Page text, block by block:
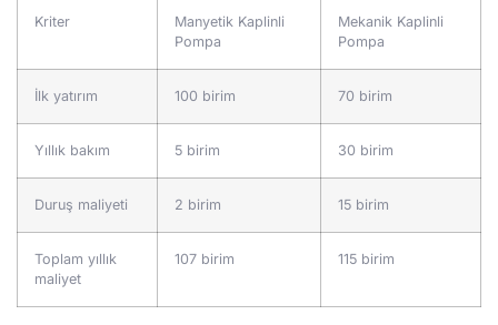
Kriter
Manyetik Kaplinli
Pompa
Mekanik Kaplinli
Pompa
İlk yatırım 100 birim 70 birim
Yıllık bakım 5 birim 30 birim
Duruş maliyeti 2 birim 15 birim
Toplam yıllık
maliyet
107 birim 115 birim